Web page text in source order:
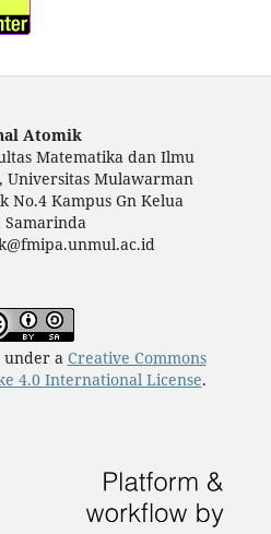
Atomik
Matematika dan Ilmu
Universitas Mulawarman
No.4 Kampus Gn Kelua
Samarinda
under a Creative Commons
4.0 International License.